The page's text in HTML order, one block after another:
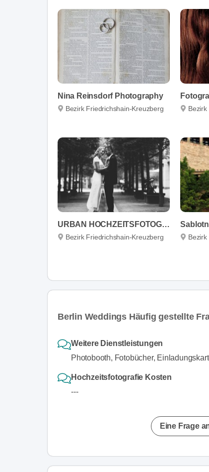
Nina Reinsdorf Photography
Bezirk Friedrichshain-Kreuzberg
URBAN HOCHZEITSFOTOGRAFIE
Bezirk Friedrichshain-Kreuzberg
Berlin Weddings Häufig gestellte
Weitere Dienstleistungen
Photobooth, Fotobücher,
Hochzeitsfotografie Kosten
---
Eine Frage